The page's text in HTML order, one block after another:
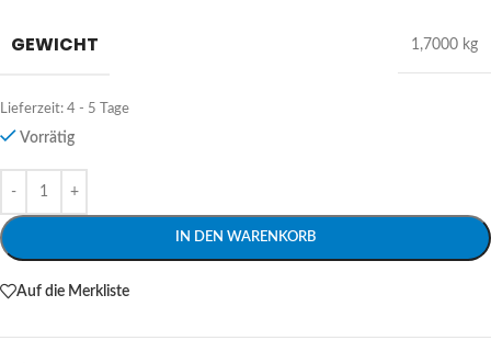
GEWICHT 1,7000 kg
Lieferzeit: 4 - 5 Tage
Vorrätig
IN DEN WARENKORB
Alternative:
Auf die Merkliste